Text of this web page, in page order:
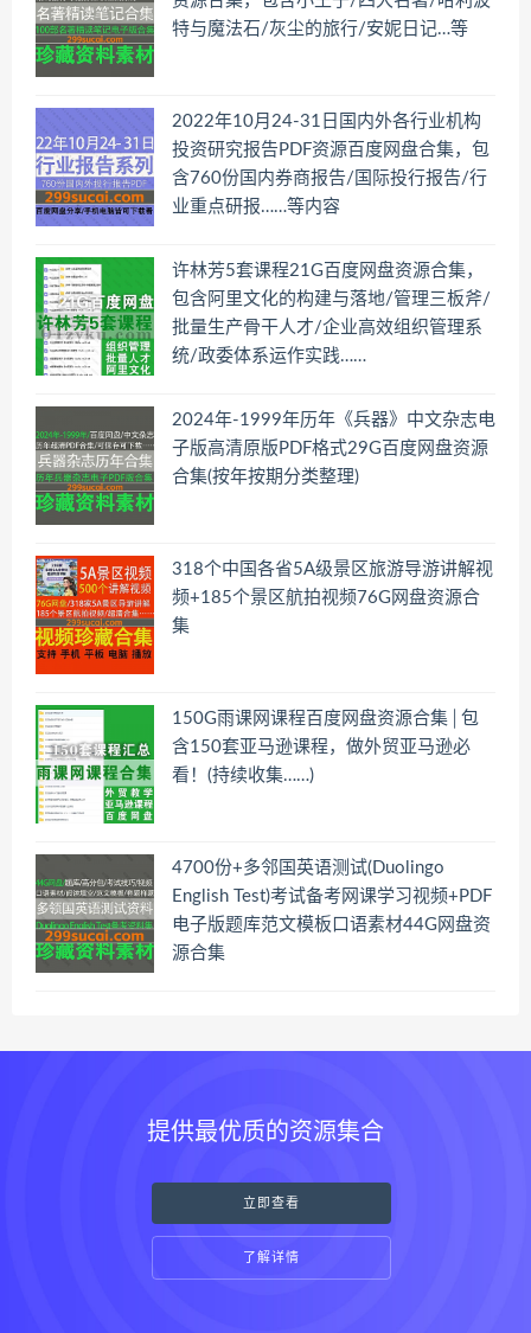
特与魔法石/灰尘的旅行/安妮日记…等
2022年10月24-31日国内外各行业机构
投资研究报告PDF资源百度网盘合集，包
含760份国内券商报告/国际投行报告/行
业重点研报……等内容
许林芳5套课程21G百度网盘资源合集，
包含阿里文化的构建与落地/管理三板斧/
批量生产骨干人才/企业高效组织管理系
统/政委体系运作实践……
2024年-1999年历年《兵器》中文杂志电
子版高清原版PDF格式29G百度网盘资源
合集(按年按期分类整理)
318个中国各省5A级景区旅游导游讲解视
频+185个景区航拍视频76G网盘资源合
集
150G雨课网课程百度网盘资源合集│包
含150套亚马逊课程，做外贸亚马逊必
看！(持续收集……)
4700份+多邻国英语测试(Duolingo
English Test)考试备考网课学习视频+PDF
电子版题库范文模板口语素材44G网盘资
源合集
提供最优质的资源集合
立即查看
了解详情